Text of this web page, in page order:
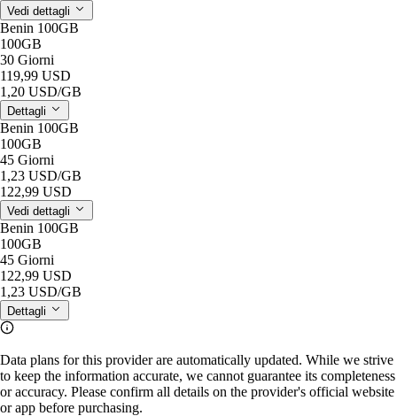
Vedi dettagli
Benin 100GB
100GB
30 Giorni
119,99 USD
1,20 USD/GB
Dettagli
Benin 100GB
100GB
45 Giorni
1,23 USD/GB
122,99 USD
Vedi dettagli
Benin 100GB
100GB
45 Giorni
122,99 USD
1,23 USD/GB
Dettagli
Data plans for this provider are automatically updated. While we strive
to keep the information accurate, we cannot guarantee its completeness
or accuracy. Please confirm all details on the provider's official website
or app before purchasing.